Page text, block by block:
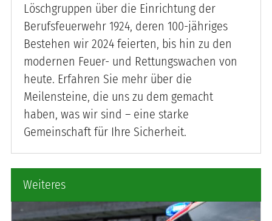
Löschgruppen über die Einrichtung der
Berufsfeuerwehr 1924, deren 100-jähriges
Bestehen wir 2024 feierten, bis hin zu den
modernen Feuer- und Rettungswachen von
heute. Erfahren Sie mehr über die
Meilensteine, die uns zu dem gemacht
haben, was wir sind – eine starke
Gemeinschaft für Ihre Sicherheit.
Weiteres